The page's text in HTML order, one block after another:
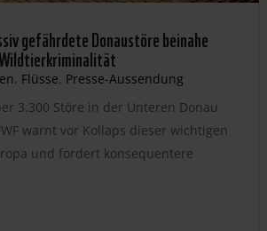
gefährdete Donaustöre beinahe
, Flüsse, Presse-Aussendung
3.300 Störe in der Unteren Donau
warnt vor Kollaps dieser wichtigen
und fordert konsequentere